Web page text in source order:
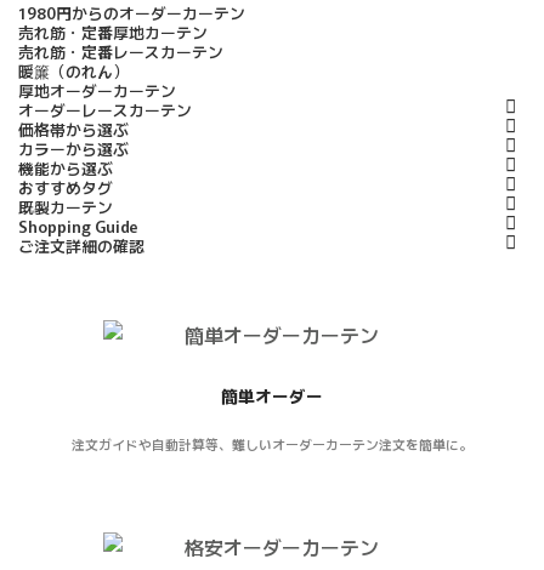
1980円からのオーダーカーテン
売れ筋・定番厚地カーテン
売れ筋・定番レースカーテン
暖簾（のれん）
厚地オーダーカーテン
オーダーレースカーテン
価格帯から選ぶ
カラーから選ぶ
機能から選ぶ
おすすめタグ
既製カーテン
Shopping Guide
ご注文詳細の確認
簡単オーダー
注文ガイドや自動計算等、難しいオーダーカーテン注文を簡単に。